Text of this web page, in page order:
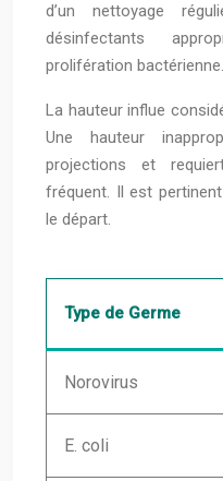
d’un nettoyage
désinfectants
prolifération bactérienne.
La hauteur influe
Une hauteur
projections et
fréquent. Il est
le départ.
Type de Germe
Norovirus
E. coli